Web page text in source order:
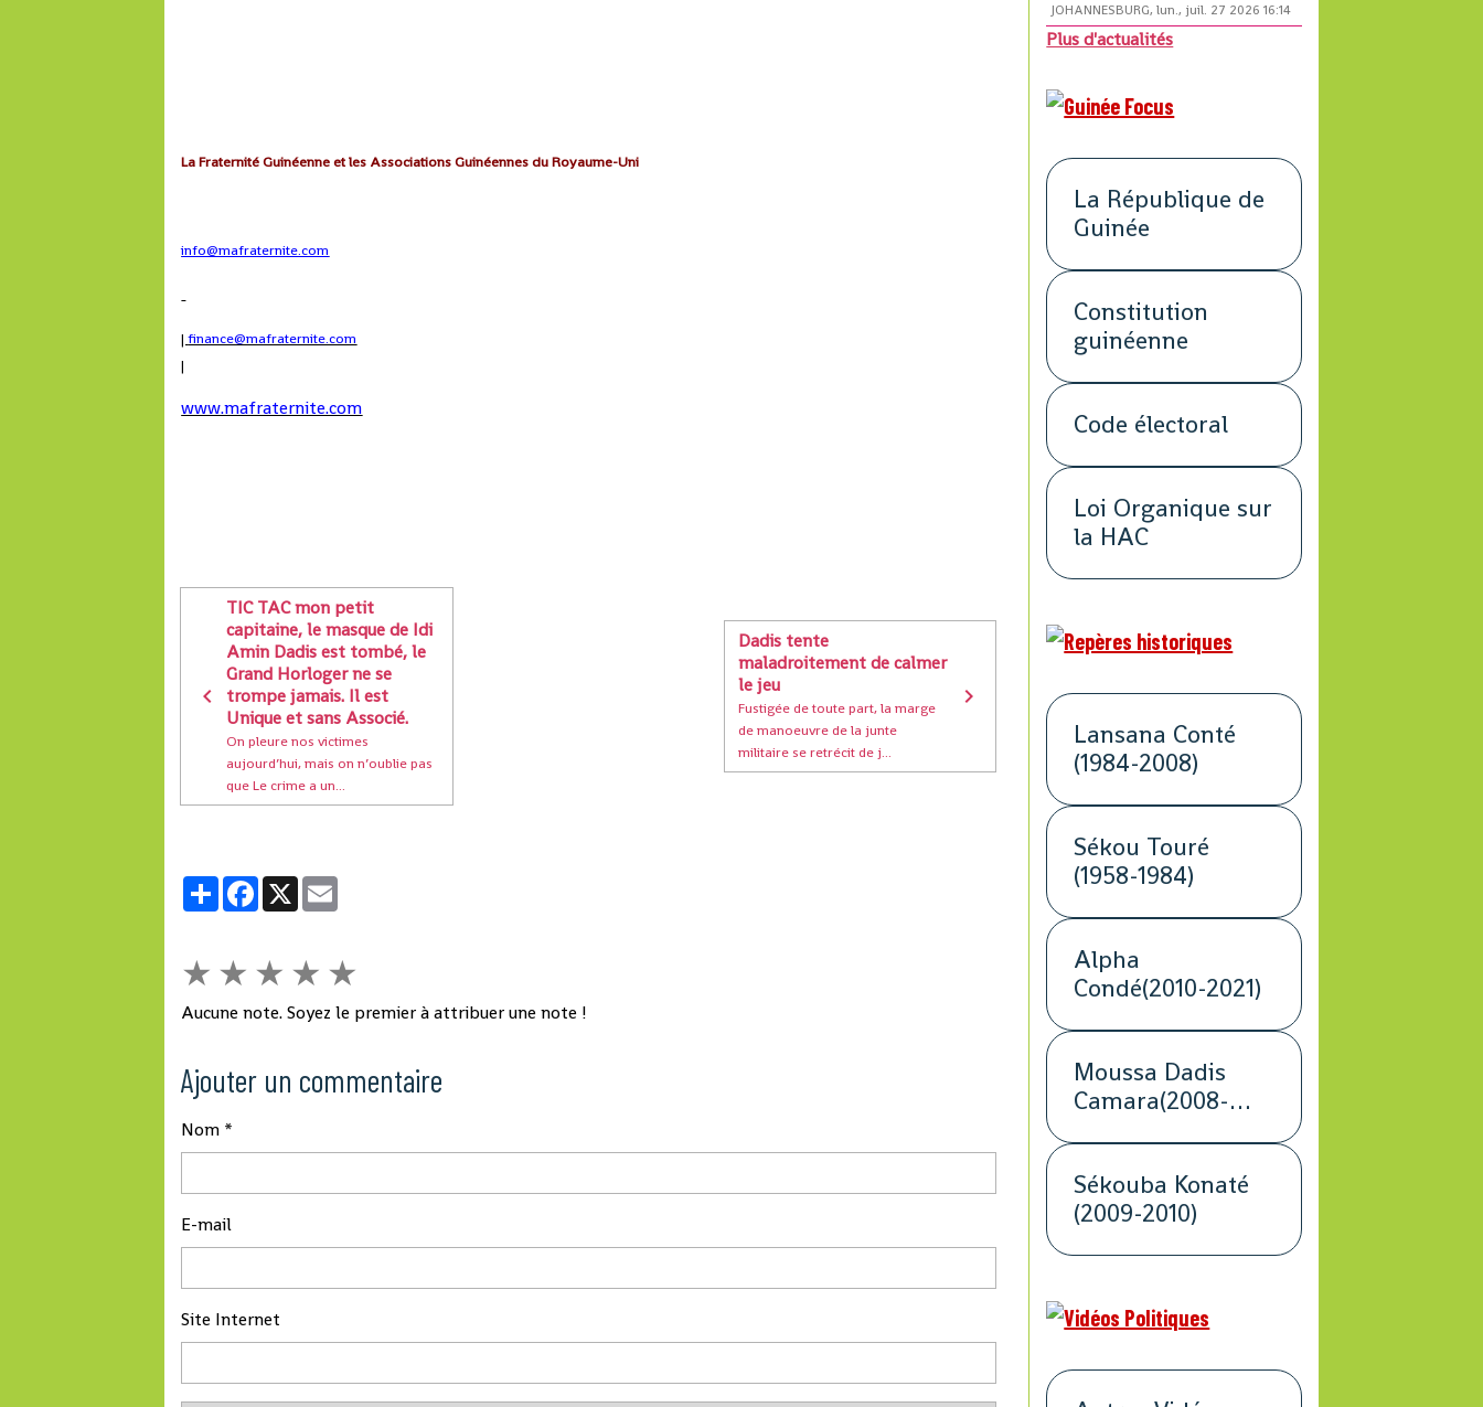
La Fraternité Guinéenne et les Associations Guinéennes du Royaume-Uni
info@mafraternite.com
|finance@mafraternite.com
|
www.mafraternite.com
TIC TAC mon petit
capitaine, le masque de Idi
Amin Dadis est tombé, le
Grand Horloger ne se
trompe jamais. Il est
Unique et sans Associé.
On pleure nos victimes
aujourd’hui, mais on n’oublie pas
que Le crime a un...
Dadis tente
maladroitement de calmer
le jeu
Fustigée de toute part, la marge
de manoeuvre de la junte
militaire se retrécit de j...
PartagerFacebook
X
★ ★ ★ ★ ★
Aucune note. Soyez le premier à attribuer une note !
Ajouter un commentaire
Nom
E-mail
Site Internet
JOHANNESBURG, lun., juil. 27 2026 16:14
Plus d'actualités
La République de
Guinée
Constitution
guinéenne
Code électoral
Loi Organique sur
la HAC
Lansana Conté
(1984-2008)
Sékou Touré
(1958-1984)
Alpha
Condé(2010-2021)
Moussa Dadis
Camara(2008-
Sékouba Konaté
(2009-2010)